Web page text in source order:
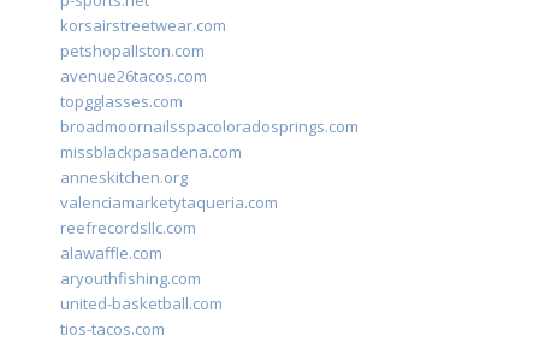
korsairstreetwear.com
petshopallston.com
avenue26tacos.com
topgglasses.com
broadmoornailsspacoloradosprings.com
missblackpasadena.com
anneskitchen.org
valenciamarketytaqueria.com
reefrecordsllc.com
alawaffle.com
aryouthfishing.com
united-basketball.com
tios-tacos.com